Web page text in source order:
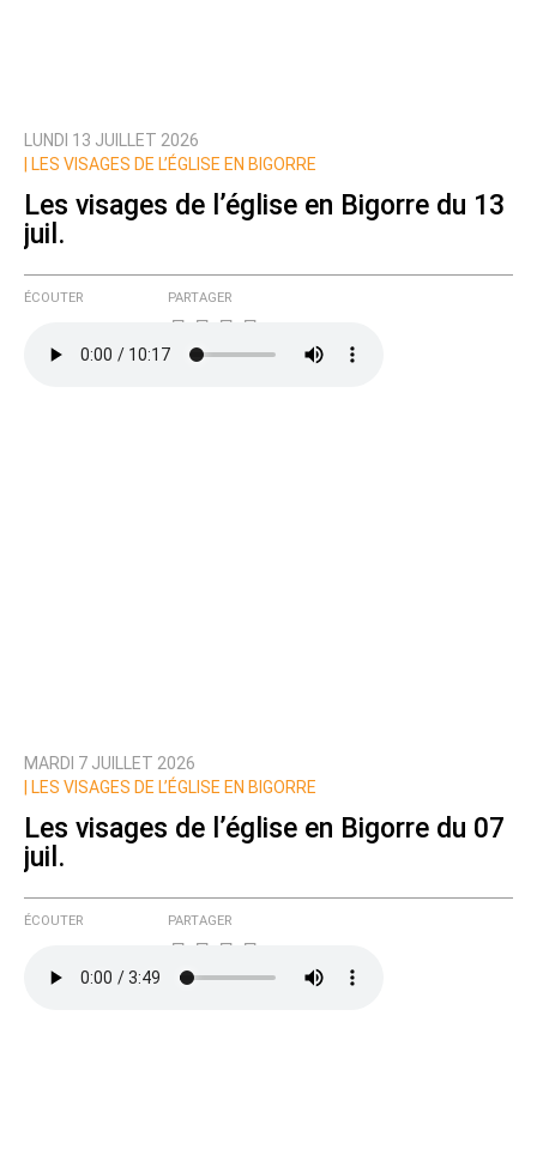
LUNDI 13 JUILLET 2026
LES VISAGES DE L’ÉGLISE EN BIGORRE
Les visages de l’église en Bigorre du 13
juil.
ÉCOUTER PARTAGER
MARDI 7 JUILLET 2026
LES VISAGES DE L’ÉGLISE EN BIGORRE
Les visages de l’église en Bigorre du 07
juil.
ÉCOUTER PARTAGER